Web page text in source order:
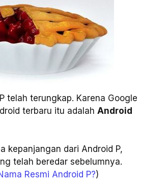
telah terungkap. Karena Google
terbaru itu adalah Android
kepanjangan dari Android P,
telah beredar sebelumnya.
Resmi Android P?)